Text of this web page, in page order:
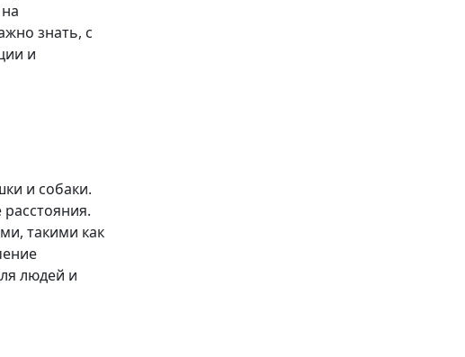
знать, с
и
и собаки.
такими как
людей и